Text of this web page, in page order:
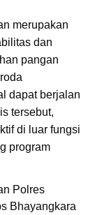
merupakan
dan
pangan
dapat berjalan
tersebut,
di luar fungsi
program
Polres
Bhayangkara